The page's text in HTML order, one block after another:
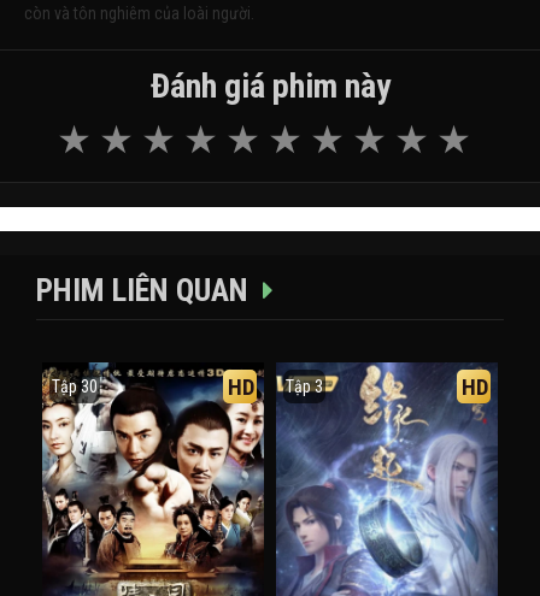
còn và tôn nghiêm của loài người.
Đánh giá phim này
PHIM LIÊN QUAN
Tập 30 HD Tập 3 HD